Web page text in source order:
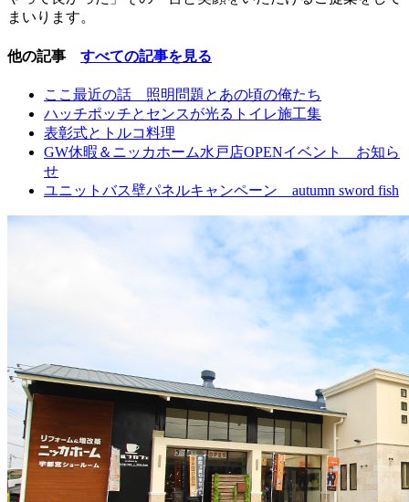
まいります。
他の記事 すべての記事を見る
ここ最近の話 照明問題とあの頃の俺たち
ハッチポッチとセンスが光るトイレ施工集
表彰式とトルコ料理
GW休暇＆ニッカホーム水戸店OPENイベント お知ら
せ
ユニットバス壁パネルキャンペーン autumn sword fish